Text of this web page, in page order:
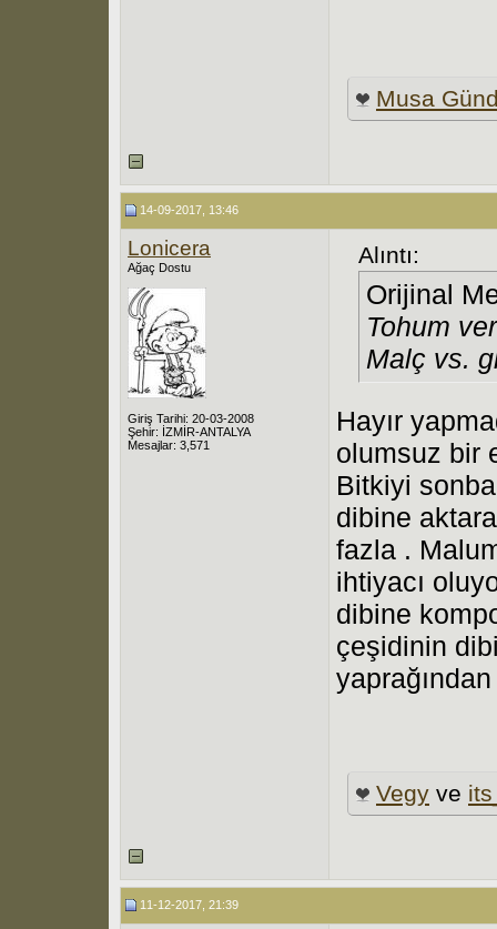
Musa
14-09-2017, 13:46
Lonicera
Ağaç Dostu
Giriş Tarihi: 20-03-2008
Şehir: İZMİR-ANTALYA
Mesajlar: 3,571
Alıntı:
Orijinal
Tohum
Malç vs.
Hayır
olumsuz bir
Bitkiyi
dibine
fazla .
ihtiyacı
dibine
çeşidinin
Vegy ve
11-12-2017, 21:39